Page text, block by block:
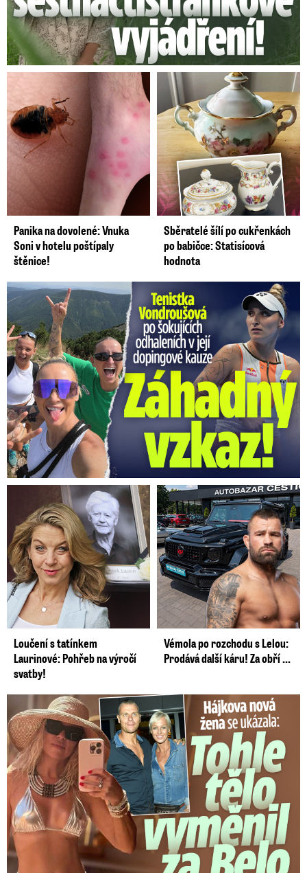
Panika na dovolené: Vnuka
Soni v hotelu poštípaly
štěnice!
Sběratelé šílí po cukřenkách
po babičce: Statisícová
hodnota
Vondroušová po šokujících odhaleních v kauze: Záhadný vzkaz!
Loučení s tatínkem
Laurinové: Pohřeb na výročí
svatby!
Vémola po rozchodu s Lelou:
Prodává další káru! Za obří ...
Tohle tělo nahradilo Belo: Nová partnerka se ukázala...